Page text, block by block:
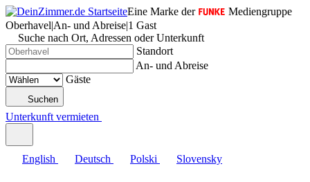
Eine Marke der
Mediengruppe
Oberhavel|An- und Abreise|1 Gast
Suche nach Ort, Adressen oder Unterkunft
Standort
An- und Abreise
Gäste
Suchen
Unterkunft vermieten
English Deutsch Polski Slovensky